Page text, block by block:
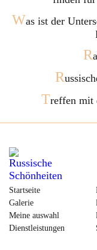
Was ist der
R
R
Treffen mit
Startseite
Galerie
Meine auswahl
Dienstleistungen